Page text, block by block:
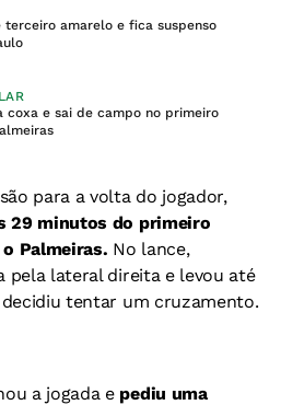
terceiro amarelo e fica suspenso
coxa e sai de campo no primeiro
para a volta do jogador,
29 minutos do primeiro
Palmeiras. No lance,
pela lateral direita e levou até
tentar um cruzamento.
a jogada e pediu uma